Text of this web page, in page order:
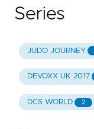
Series
JUDO JOURNEY
DEVOXX UK 2017
DCS WORLD 2